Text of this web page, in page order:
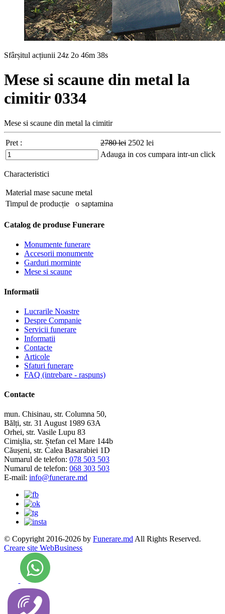
Sfârșitul acțiunii 24z 2o 46m 37s
Mese si scaune din metal la
cimitir 0334
Mese si scaune din metal la cimitir
Pret : 2780lei 2502 lei
Adauga in cos cumpara intr-un click
Characteristici
Material mase sacune metal
Timpul de producție
o saptamina
Catalog de produse Funerare
Monumente funerare
Accesorii monumente
Garduri morminte
Mese si scaune
Informatii
Lucrarile Noastre
Despre Companie
Servicii funerare
Informatii
Contacte
Articole
Sfaturi funerare
FAQ (intrebare - raspuns)
Contacte
mun. Chisinau, str. Columna 50,
Bălți, str. 31 August 1989 63A
Orhei, str. Vasile Lupu 83
Cimișlia, str. Ștefan cel Mare 144b
Căușeni, str. Calea Basarabiei 1D
Numarul de telefon: 078 503 503
Numarul de telefon: 068 303 503
E-mail: info@funerare.md
© Copyright 2016-2026 by Funerare.mdAll Rights Reserved.
Creare site WebBusiness